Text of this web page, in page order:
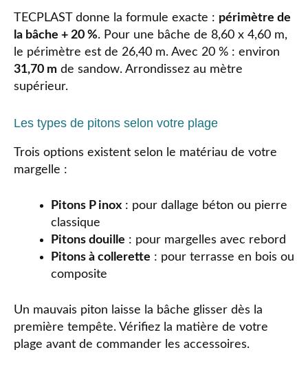
TECPLAST donne la formule exacte : périmètre de
la bâche + 20 %. Pour une bâche de 8,60 x 4,60 m,
le périmètre est de 26,40 m. Avec 20 % : environ
31,70 m de sandow. Arrondissez au mètre
supérieur.
Les types de pitons selon votre plage
Trois options existent selon le matériau de votre
margelle :
Pitons P inox : pour dallage béton ou pierre
classique
Pitons douille : pour margelles avec rebord
Pitons à collerette : pour terrasse en bois ou
composite
Un mauvais piton laisse la bâche glisser dès la
première tempête. Vérifiez la matière de votre
plage avant de commander les accessoires.